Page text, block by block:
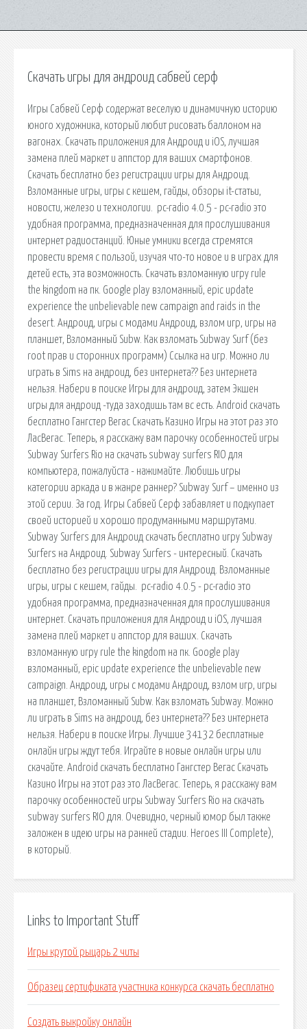
Скачать игры для андроид сабвей серф
Игры Сабвей Серф содержат веселую и динамичную историю
юного художника, который любит рисовать баллоном на
вагонах. Скачать приложения для Андроид и iOS, лучшая
замена плей маркет и аппстор для ваших смартфонов.
Скачать бесплатно без регистрации игры для Андроид.
Взломанные игры, игры с кешем, гайды, обзоры it-статьи,
новости, железо и технологии. pc-radio 4.0.5 - pc-radio это
удобная программа, предназначенная для прослушивания
интернет радиостанций. Юные умники всегда стремятся
провести время с пользой, изучая что-то новое и в играх для
детей есть, эта возможность. Скачать взломанную игру rule
the kingdom на пк. Google play взломанный, epic update
experience the unbelievable new campaign and raids in the
desert. Андроид, игры с модами Андроид, взлом игр, игры на
планшет, Взломанный Subw. Как взломать Subway Surf (без
root прав и сторонних программ) Ссылка на игр. Можно ли
играть в Sims на андроид, без интернета?? Без интернета
нельзя. Набери в поиске Игры для андроид, затем Экшен
игры для андроид -туда заходишь там вс есть. Android скачать
бесплатно Гангстер Вегас Скачать Казино Игры на этот раз это
ЛасВегас. Теперь, я расскажу вам парочку особенностей игры
Subway Surfers Rio на скачать subway surfers RIO для
компьютера, пожалуйста - нажимайте. Любишь игры
категории аркада и в жанре раннер? Subway Surf – именно из
этой серии. За год. Игры Сабвей Серф забавляет и подкупает
своей историей и хорошо продуманными маршрутами.
Subway Surfers для Андроид скачать бесплатно игру Subway
Surfers на Андроид. Subway Surfers - интересный. Скачать
бесплатно без регистрации игры для Андроид. Взломанные
игры, игры с кешем, гайды. pc-radio 4.0.5 - pc-radio это
удобная программа, предназначенная для прослушивания
интернет. Скачать приложения для Андроид и iOS, лучшая
замена плей маркет и аппстор для ваших. Скачать
взломанную игру rule the kingdom на пк. Google play
взломанный, epic update experience the unbelievable new
campaign. Андроид, игры с модами Андроид, взлом игр, игры
на планшет, Взломанный Subw. Как взломать Subway. Можно
ли играть в Sims на андроид, без интернета?? Без интернета
нельзя. Набери в поиске Игры. Лучшие 34132 бесплатные
онлайн игры ждут тебя. Играйте в новые онлайн игры или
скачайте. Android скачать бесплатно Гангстер Вегас Скачать
Казино Игры на этот раз это ЛасВегас. Теперь, я расскажу вам
парочку особенностей игры Subway Surfers Rio на скачать
subway surfers RIO для. Очевидно, черный юмор был также
заложен в идею игры на ранней стадии. Heroes III Complete),
в который.
Links to Important Stuff
Игры крутой рыцарь 2 читы
Образец сертификата участника конкурса скачать бесплатно
Создать выкройку онлайн